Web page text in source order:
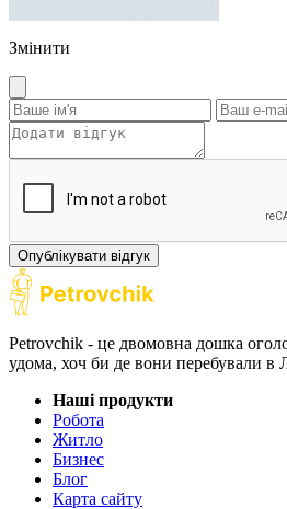
Змінити
Опублікувати відгук
Petrovchik - це двомовна дошка
удома, хоч би де вони перебували в
Наші продукти
Робота
Житло
Бизнес
Блог
Карта сайту